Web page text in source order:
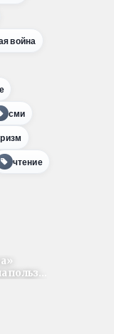
война
сми
чтение
польз...